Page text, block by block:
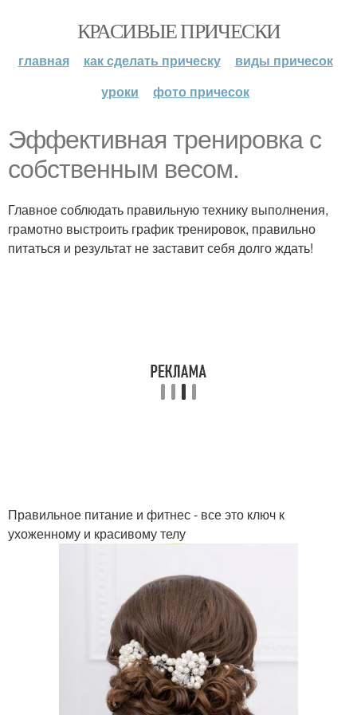
КРАСИВЫЕ ПРИЧЕСКИ
главная как сделать прическу
виды причесок
уроки
фото причесок
Эффективная тренировка с
собственным весом.
Главное соблюдать правильную технику выполнения,
грамотно выстроить график тренировок, правильно
питаться и результат не заставит себя долго ждать!
Правильное питание и фитнес - все это ключ к
ухоженному и красивому телу